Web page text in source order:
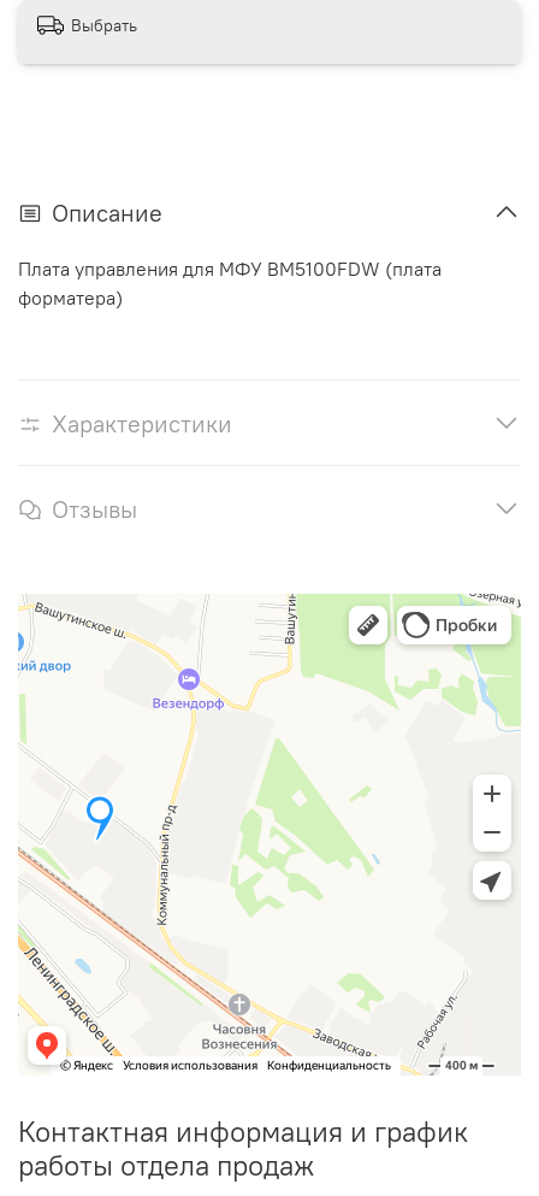
Выбрать
Описание
Плата управления для МФУ BM5100FDW (плата
форматера)
Характеристики
Отзывы
Контактная информация и график
работы отдела продаж